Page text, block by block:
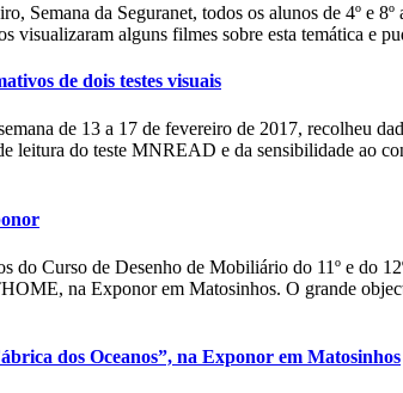
Semana da Seguranet, todos os alunos de 4º e
visualizaram alguns filmes sobre esta temática e
de dois testes visuais
de 13 a 17 de fevereiro de 2017, recolheu
leitura do teste MNREAD e da sensibilidade ao
do Curso de Desenho de Mobiliário do 11º e do
na Exponor em Matosinhos. O grande
dos Oceanos”, na Exponor em Matosinhos